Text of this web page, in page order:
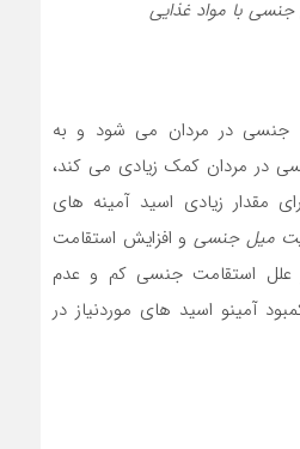
با مواد غذایی
جنسی در مردان می شود و به
در مردان کمک زيادي می کند،
مقدار زيادي اسید آمینه های
میل جنسی و افزایش استقامت
استقامت جنسی کم و عدم
آمینو اسید های موردنیاز در